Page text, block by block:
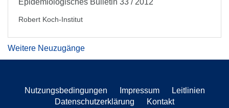
Epidemiologisches Bulletin 33 / 2012
Robert Koch-Institut
Weitere Neuzugänge
Nutzungsbedingungen Impressum
Leitlinien
Datenschutzerklärung
Kontakt